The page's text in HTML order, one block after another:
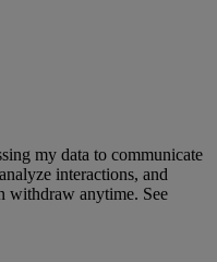
my data to communicate
interactions, and
withdraw anytime. See